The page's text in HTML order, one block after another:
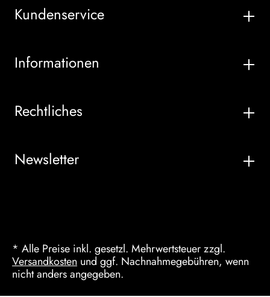
Kundenservice
Informationen
Rechtliches
Newsletter
* Alle Preise inkl. gesetzl. Mehrwertsteuer zzgl.
Versandkosten und ggf. Nachnahmegebühren, wenn
nicht anders angegeben.